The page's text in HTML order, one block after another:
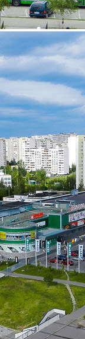
3 этажа
Парковка:
наземная
Посещаемость:
4000-6000 чел/сутки
Время работы ТЦ:
10:00 - 22:00